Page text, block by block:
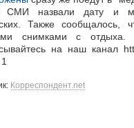
СМИ назвали дату и
Также сообщалось,
снимками с отдыха.
на наш канал
Корреспондент.net